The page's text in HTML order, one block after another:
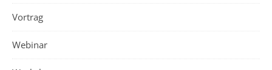
Vortrag
Webinar